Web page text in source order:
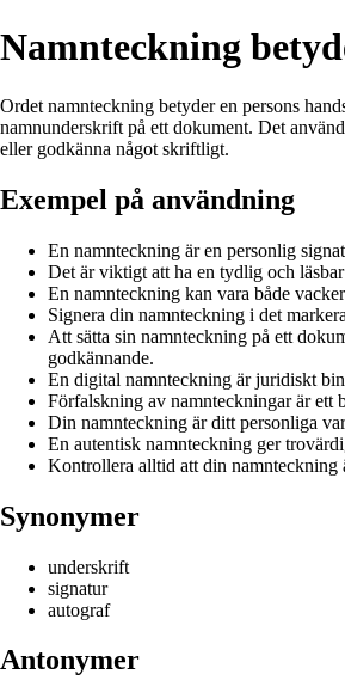
Namnteckning
Ordet namnteckning betyder en persons
namnunderskrift på ett dokument. Det
eller godkänna något skriftligt.
Exempel på användning
En namnteckning är en personlig
Det är viktigt att ha en tydlig och
En namnteckning kan vara både
Signera din namnteckning i det
Att sätta sin namnteckning på ett
godkännande.
En digital namnteckning är juridiskt
Förfalskning av namnteckningar är ett
Din namnteckning är ditt personliga
En autentisk namnteckning ger
Kontrollera alltid att din namnteckning
Synonymer
underskrift
signatur
autograf
Antonymer